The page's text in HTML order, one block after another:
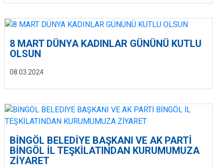
08.03.2024
8 MART DÜNYA KADINLAR GÜNÜNÜ KUTLU
OLSUN
BİNGÖL BELEDİYE BAŞKANI VE AK PARTİ
BİNGÖL İL TEŞKİLATINDAN KURUMUMUZA
ZİYARET